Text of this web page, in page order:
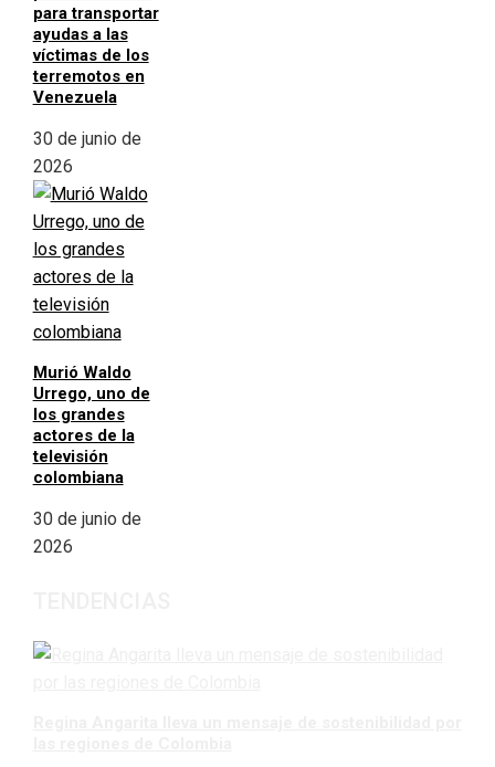
para transportar
ayudas a las
víctimas de los
terremotos en
Venezuela
30 de junio de
2026
Murió Waldo
Urrego, uno de
los grandes
actores de la
televisión
colombiana
30 de junio de
2026